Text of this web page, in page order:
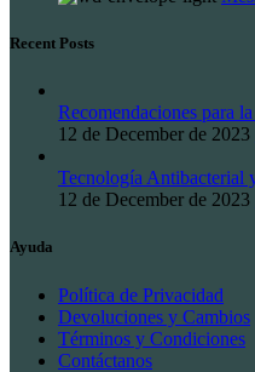
Recent Posts
Recomendaciones para
12 de December de 2023
Tecnología Antibacterial
12 de December de 2023
Ayuda
Política de Privacidad
Devoluciones y Cambios
Términos y Condiciones
Contáctanos